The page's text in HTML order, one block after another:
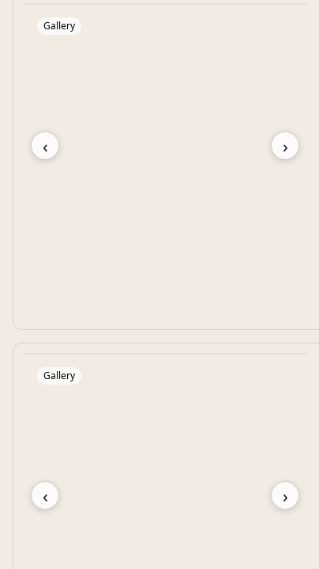
‹ ›
Gallery
‹ ›
Gallery